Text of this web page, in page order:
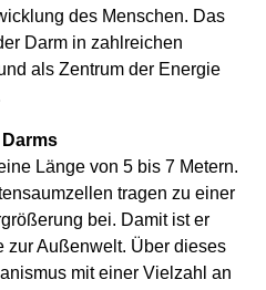
des Menschen. Das
Darm in zahlreichen
als Zentrum der Energie
Länge von 5 bis 7 Metern.
tragen zu einer
bei. Damit ist er
zur Außenwelt. Über dieses
mit einer Vielzahl an